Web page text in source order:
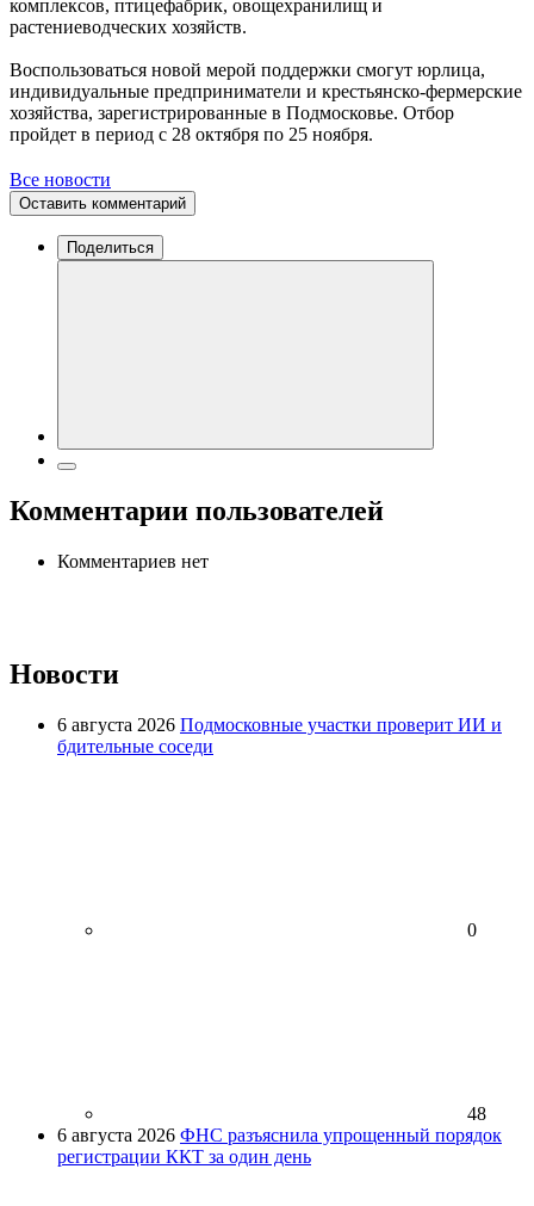
комплексов, птицефабрик, овощехранилищ и
растениеводческих хозяйств.
Воспользоваться новой мерой поддержки смогут юрлица,
индивидуальные предприниматели и крестьянско-фермерские
хозяйства, зарегистрированные в Подмосковье. Отбор
пройдет в период с 28 октября по 25 ноября.
Все новости
Оставить комментарий
Поделиться
Комментарии пользователей
Комментариев нет
Новости
6 августа 2026 Подмосковные участки проверит ИИ и
бдительные соседи
0
48
6 августа 2026 ФНС разъяснила упрощенный порядок
регистрации ККТ за один день